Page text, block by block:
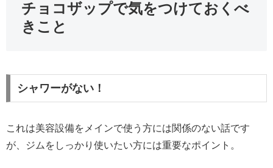
チョコザップで気をつけておくべ
きこと
シャワーがない！
これは美容設備をメインで使う方には関係のない話です
が、ジムをしっかり使いたい方には重要なポイント。